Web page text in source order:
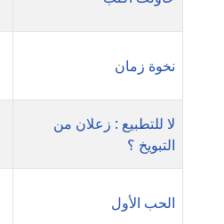
عاملة
عاملة
مدونة أمل الجزائرية
متوفي
نخوة زمان
لا للتطبيع : زعلان من
التبويخ ؟
الحب الأول